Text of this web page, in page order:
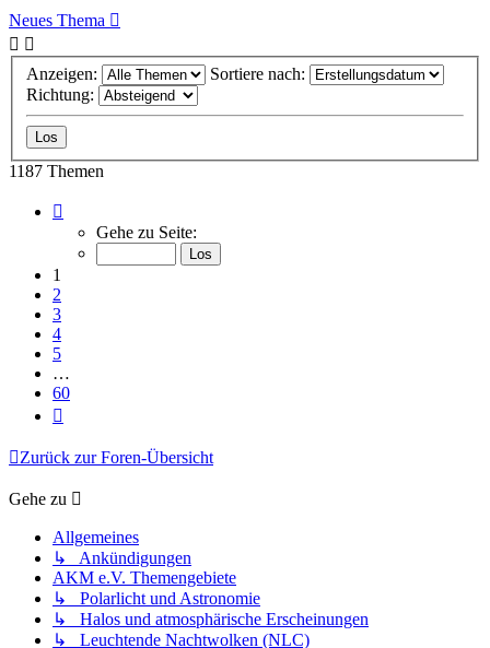
Neues Thema
Anzeigen:
Sortiere nach:
Richtung:
1187 Themen
von
Gehe zu Seite:
1
2
3
4
5
…
60
Zurück zur Foren-Übersicht
Gehe zu
Allgemeines
↳ Ankündigungen
AKM e.V. Themengebiete
↳ Polarlicht und Astronomie
↳ Halos und atmosphärische Erscheinungen
↳ Leuchtende Nachtwolken (NLC)